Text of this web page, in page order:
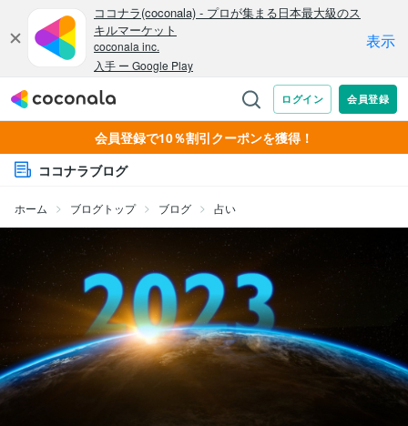
会員登録で10％割引クーポンを獲得！
ココナラブログ
ホーム ブログトップ ブログ 占い